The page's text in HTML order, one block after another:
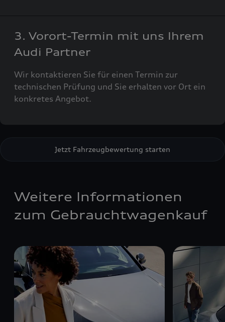
3. Vorort-Termin mit uns Ihrem
Audi Partner
Wir kontaktieren Sie für einen Termin zur
technischen Prüfung und Sie erhalten vor Ort ein
konkretes Angebot.
Jetzt Fahrzeugbewertung starten
Weitere Informationen
zum Gebrauchtwagenkauf